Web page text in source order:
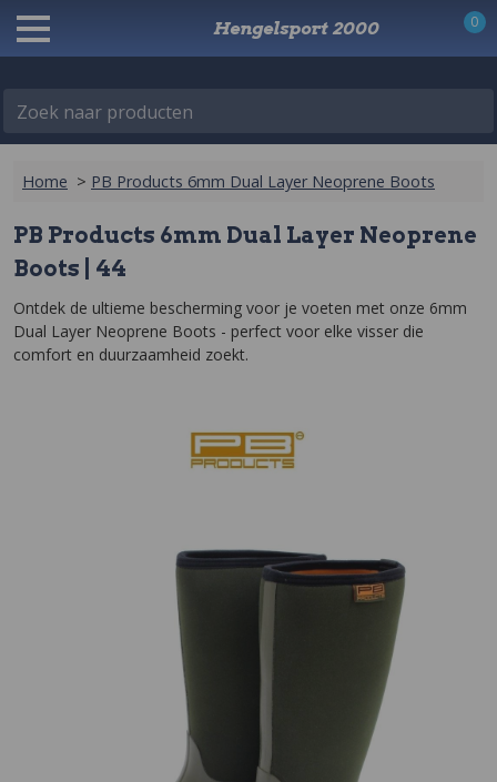
Zoek naar producten
Hengelsport 2000 0
Home > PB Products 6mm Dual Layer Neoprene Boots
PB Products 6mm Dual Layer Neoprene
Boots | 44
Ontdek de ultieme bescherming voor je voeten met onze 6mm
Dual Layer Neoprene Boots - perfect voor elke visser die
comfort en duurzaamheid zoekt.